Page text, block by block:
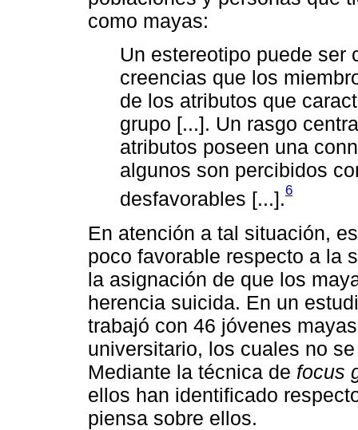
como mayas:
Un estereotipo puede ser
creencias que los
de los atributos que
grupo [...]. Un rasgo
atributos poseen una
algunos son percibidos
desfavorables [...].6
En atención a tal situación,
poco favorable respecto a la
la asignación de que los
herencia suicida. En un
trabajó con 46 jóvenes
universitario, los cuales no
Mediante la técnica de focus
ellos han identificado
piensa sobre ellos.